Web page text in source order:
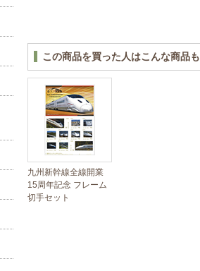
この商品を買った人はこんな商品も
九州新幹線全線開業
15周年記念 フレーム
切手セット